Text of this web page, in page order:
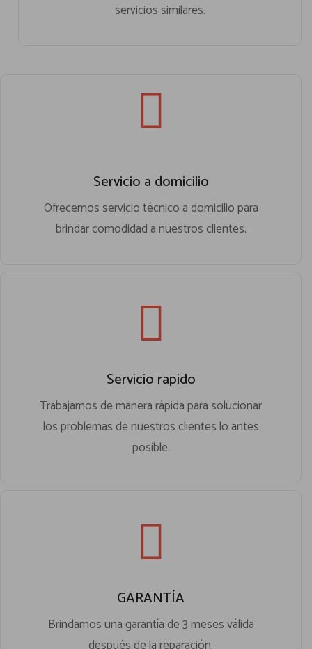
servicios similares.
Servicio a domicilio
Ofrecemos servicio técnico a domicilio para
brindar comodidad a nuestros clientes.
Servicio rapido
Trabajamos de manera rápida para solucionar
los problemas de nuestros clientes lo antes
posible.
GARANTÍA
Brindamos una garantía de 3 meses válida